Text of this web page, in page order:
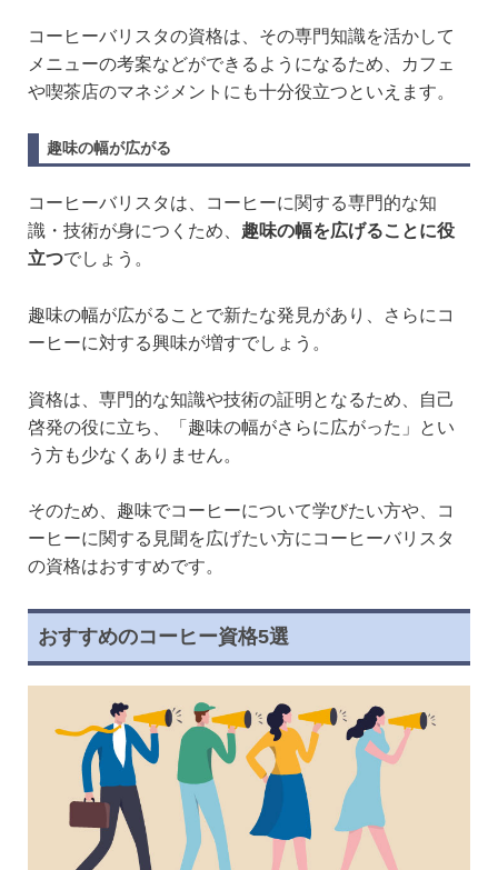
コーヒーバリスタの資格は、その専門知識を活かして
メニューの考案などができるようになるため、カフェ
や喫茶店のマネジメントにも十分役立つといえます。
趣味の幅が広がる
コーヒーバリスタは、コーヒーに関する専門的な知
識・技術が身につくため、 趣味の幅を広げることに役
立つでしょう。
趣味の幅が広がることで新たな発見があり、さらにコ
ーヒーに対する興味が増すでしょう。
資格は、専門的な知識や技術の証明となるため、自己
啓発の役に立ち、「趣味の幅がさらに広がった」とい
う方も少なくありません。
そのため、趣味でコーヒーについて学びたい方や、コ
ーヒーに関する見聞を広げたい方にコーヒーバリスタ
の資格はおすすめです。
おすすめのコーヒー資格5選